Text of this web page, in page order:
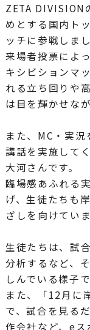
ZETA DIVISION
めとする国内ト
ッチに参戦しまし
来場者投票によ
キシビションマ
れる立ち回りや
は目を輝かせな
また、MC・実
講話を実施して
大河さんです。
臨場感あふれる
げ、生徒たちも
ざしを向けていま
生徒たちは、試
分析するなど、
しんでいる様子で
また、「12月に
で、試合を見る
作会社など、e